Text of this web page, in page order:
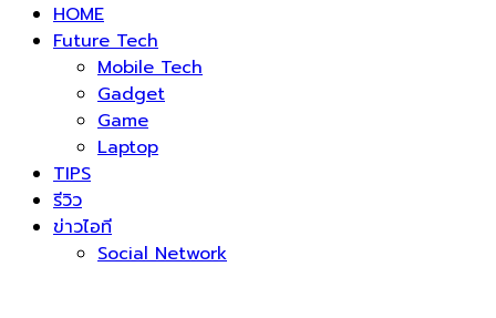
HOME
Future Tech
Mobile Tech
Gadget
Game
Laptop
TIPS
รีวิว
ข่าวไอที
Social Network